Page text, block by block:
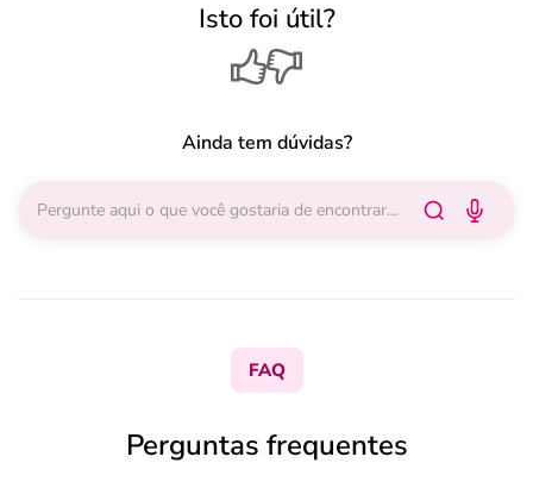
Isto foi útil?
Ainda tem dúvidas?
FAQ
Perguntas frequentes